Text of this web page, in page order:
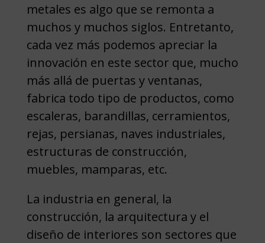
metales es algo que se remonta a
muchos y muchos siglos. Entretanto,
cada vez más podemos apreciar la
innovación en este sector que, mucho
más allá de puertas y ventanas,
fabrica todo tipo de productos, como
escaleras, barandillas, cerramientos,
rejas, persianas, naves industriales,
estructuras de construcción,
muebles, mamparas, etc.
La industria en general, la
construcción, la arquitectura y el
diseño de interiores son sectores que